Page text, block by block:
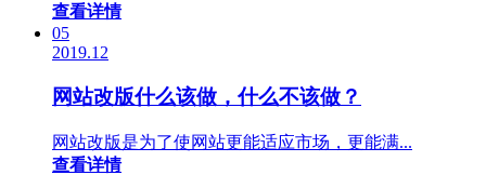
查看详情
05
2019.12
网站改版什么该做，什么不该做？
网站改版是为了使网站更能适应市场，更能满...
查看详情